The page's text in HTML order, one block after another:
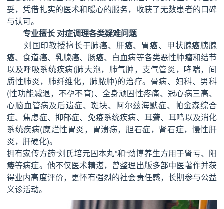
妥，凭借扎实的医术和暖心的服务，收获了无数患者的口碑
与认可。
专业擅长 对症调理各类疑难问题
刘国印教授擅长于肺癌、肝癌、胃癌、甲状腺癌胰腺
癌、食道癌、乳腺癌、肠癌、白血病等各类恶性肿瘤和结节
以及呼吸系统疾病(肺大泡，肺气肿，支气管炎，哮喘，间
质性肺炎，肺纤维化，肺脓肿)的治疗。骨病、妇科、男科
(性功能减退，不孕不育)、全身顽固性疼痛、冠心病三高、
心脑血管病及后遗症、斑块、阿尔兹海默症、帕金森综合
症、焦虑症、抑郁症、免疫系统疾病、耳聋、耳鸣以及消化
系统疾病(糜烂性胃炎，胃溃疡，胆石症，肾石症，慢性肝
炎，肝硬化)。
拥有家传方药“刘氏培元固本丸”和“劲博养生方用于肾亏、阳
痿等病症。他不仅医术精湛，曾整理出版多部中医著作并获
得业内高度评价，更怀有强烈的社会责任感，长期参与公益
义诊活动。